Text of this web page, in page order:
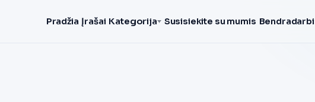
Pradžia Įrašai Kategorija Susisiekite su mumis